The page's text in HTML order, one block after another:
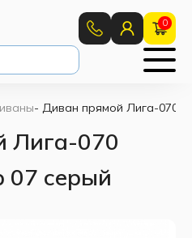
0
- Диван прямой Лига-070
Лига-070
07 серый